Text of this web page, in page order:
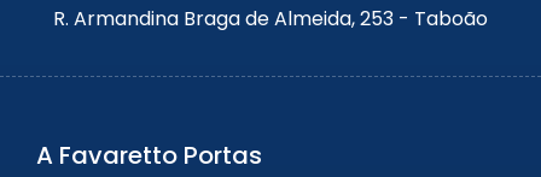
R. Armandina Braga de Almeida, 253 - Taboão
A Favaretto Portas